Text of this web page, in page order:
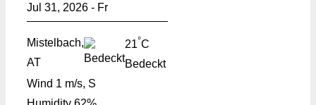
Jul 31, 2026 - Fr
Mistelbach,
AT
21°C
Bedeckt
Wind 1 m/s, S